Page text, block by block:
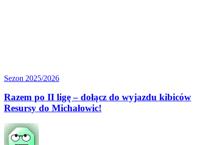
Razem
–
dołącz
do wyjazdu
kibiców
Resursy
do Michałowic!
Sezon 2025/2026
Razem po II ligę – dołącz do wyjazdu kibiców
Resursy do Michałowic!